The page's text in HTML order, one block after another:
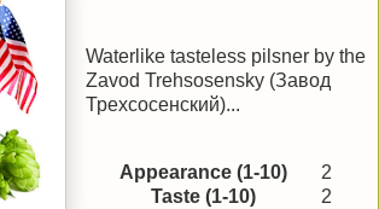
Waterlike tasteless pilsner by the
Zavod Trehsosensky (Завод
Трехсосенский)...
Appearance (1-10)
2
Taste (1-10)
2